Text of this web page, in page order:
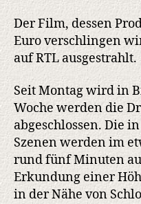
Der Film, dessen
Euro verschlingen
auf RTL ausgestrahlt.
Seit Montag wird in
Woche werden die
abgeschlossen. Die
Szenen werden im
rund fünf Minuten
Erkundung einer
in der Nähe von